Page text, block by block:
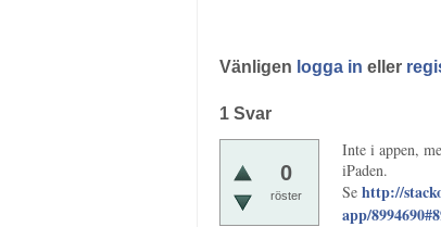
Vänligen logga in eller
1 Svar
0
röster
Inte i appen,
iPaden.
Se http://
app/